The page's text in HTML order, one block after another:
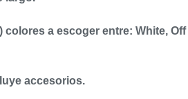
colores a escoger entre: White,
accesorios.